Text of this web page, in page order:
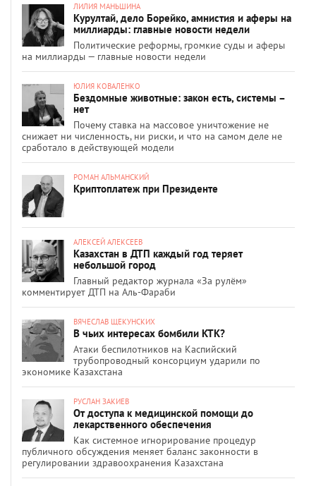
ЛИЛИЯ МАНЬШИНА
Курултай, дело Борейко, амнистия и аферы на
миллиарды: главные новости недели
Политические реформы, громкие суды и аферы
на миллиарды — главные новости недели
ЮЛИЯ КОВАЛЕНКО
Бездомные животные: закон есть, системы –
нет
Почему ставка на массовое уничтожение не
снижает ни численность, ни риски, и что на самом деле не
сработало в действующей модели
РОМАН АЛЬМАНСКИЙ
Криптоплатеж при Президенте
АЛЕКСЕЙ АЛЕКСЕЕВ
Казахстан в ДТП каждый год теряет
небольшой город
Главный редактор журнала «За рулём»
комментирует ДТП на Аль-Фараби
ВЯЧЕСЛАВ ЩЕКУНСКИХ
В чьих интересах бомбили КТК?
Атаки беспилотников на Каспийский
трубопроводный консорциум ударили по
экономике Казахстана
РУСЛАН ЗАКИЕВ
От доступа к медицинской помощи до
лекарственного обеспечения
Как системное игнорирование процедур
публичного обсуждения меняет баланс законности в
регулировании здравоохранения Казахстана